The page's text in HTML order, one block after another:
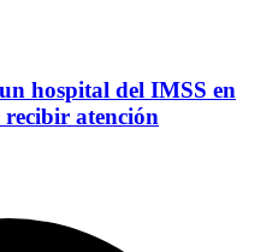
hospital del IMSS en
recibir atención